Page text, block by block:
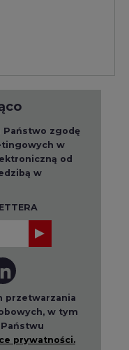
Państwo zgodę
w
od
w
przetwarzania
w tym
prywatności.